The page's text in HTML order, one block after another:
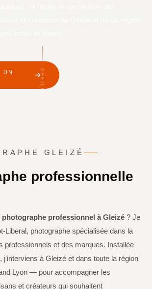
UN
VOIR LES
PRESTATIONS
DÉFILER
GLEIZÉ
professionnelle
photographe professionnel à Gleizé ? Je
Liberal, photographe spécialisée dans la
professionnels et des marques. Installée
j'interviens à Gleizé et dans toute la région
Lyon — pour accompagner les
et créateurs qui souhaitent